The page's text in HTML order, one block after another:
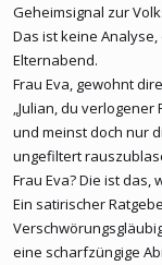
Geheimsignal zur
Das ist keine
Elternabend.
Frau Eva, gewohnt
„Julian, du
und meinst doch nur
ungefiltert
Frau Eva? Die ist das,
Ein satirischer
eine scharfzüngige